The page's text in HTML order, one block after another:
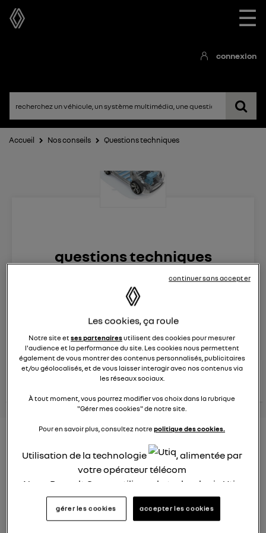
☰
connexion
Accueil Nos conseils Questions techniques
questions techniques
29 mars 2024 15:22
Véhicules RENAULT
consultez les
conseils
rechargeable
Les cookies, ça roule
Notre site etses partenairesutilisent des cookies pour mesurer
l'audience et la performance du site. Les cookies nous permettent
également de vous montrer des contenus personnalisés, publicitaires
et/ou géolocalisés, et de vous laisser interagir avec nos contenus via
les réseaux sociaux.
À tout moment, vous pourrez modifier vos choix dans la rubrique
"Gérer mes cookies" de notre site.
Pour en savoir plus, consultez notrepolitique des cookies.
Utilisation de la technologie
, alimentée par
votre opérateur télécom
Nous, Renault Group, utilisons la technologie Utiq
pour nos activités digitales (telles que décrites
dans cette notice de consentement) et liées à
gérer les cookies accepter les cookies
continuer sans accepter